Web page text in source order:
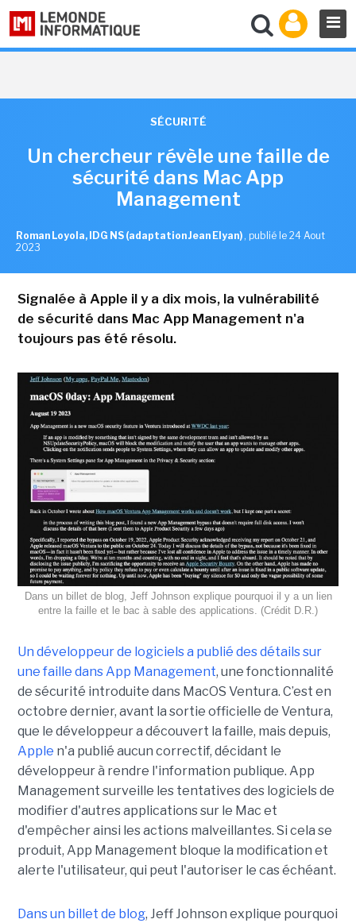
SÉCURITÉ
Un chercheur révèle une faille de
sécurité dans Mac App
Management
Roman Loyola, IDG NS (adaptation Jean Elyan) , publié le 24 Aout
2023
Signalée à Apple il y a dix mois, la vulnérabilité
de sécurité dans Mac App Management n'a
toujours pas été résolu.
Dans un billet de blog, Jeff Johnson explique pourquoi il y a un lien
entre la faille et le bac à sable des applications. (Crédit D.R.)
Un développeur de logiciels a publié des détails sur
une faille dans App Management, une fonctionnalité
de sécurité introduite dans MacOS Ventura. C’est en
octobre dernier, avant la sortie officielle de Ventura,
que le développeur a découvert la faille, mais depuis,
Apple n'a publié aucun correctif, décidant le
développeur à rendre l'information publique. App
Management surveille les tentatives des logiciels de
modifier d'autres applications sur le Mac et
d'empêcher ainsi les actions malveillantes. Si cela se
produit, App Management bloque la modification et
alerte l'utilisateur, qui peut l'autoriser le cas échéant.
Dans un billet de blog, Jeff Johnson explique pourquoi